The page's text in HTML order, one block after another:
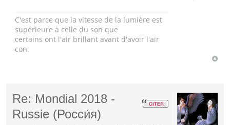
C'est parce que la vitesse de la lumière est
supérieure à celle du son que
certains ont l'air brillant avant d'avoir l'air
con.
Re: Mondial 2018 -
Russie (Росси́я)